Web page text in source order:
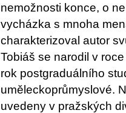
nemožnosti konce, o
vycházka s mnoha
charakterizoval autor
Tobiáš se narodil v
rok postgraduálního
uměleckoprůmyslové.
uvedeny v pražských